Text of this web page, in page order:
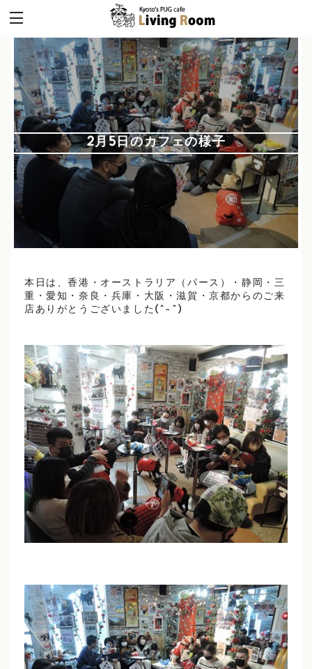
2月5日のカフェの様子
本日は、香港・オーストラリア（パース）・静岡・三
重・愛知・奈良・兵庫・大阪・滋賀・京都からのご来
店ありがとうございました(^-^)